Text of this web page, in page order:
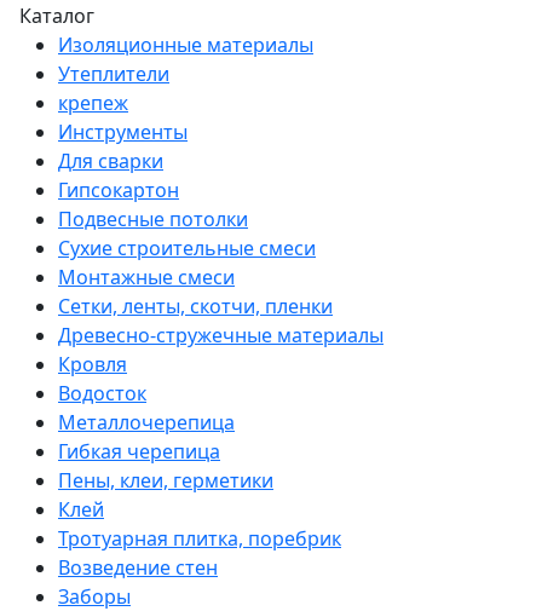
Каталог
Изоляционные материалы
Утеплители
крепеж
Инструменты
Для сварки
Гипсокартон
Подвесные потолки
Сухие строительные смеси
Монтажные смеси
Сетки, ленты, скотчи, пленки
Древесно-стружечные материалы
Кровля
Водосток
Металлочерепица
Гибкая черепица
Пены, клеи, герметики
Клей
Тротуарная плитка, поребрик
Возведение стен
Заборы